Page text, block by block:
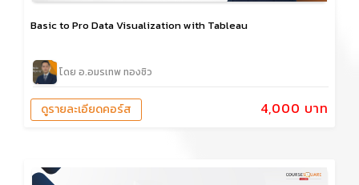
Basic to Pro Data Visualization with Tableau
โดย อ.อมรเทพ ทองชิว
4,000 บาท
ดูรายละเอียดคอร์ส